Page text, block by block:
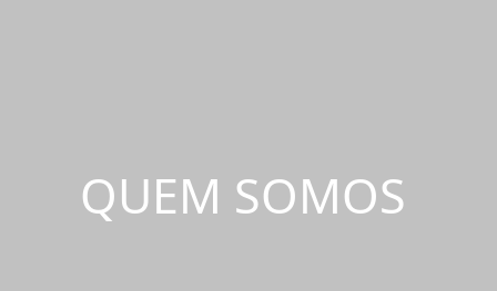
QUEM SOMOS